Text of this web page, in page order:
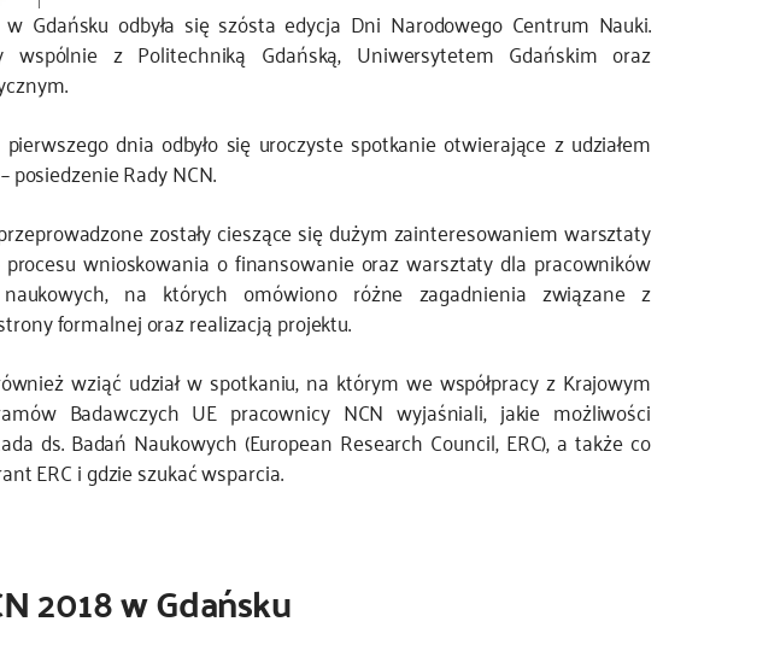
Gdańsku odbyła się szósta edycja Dni Narodowego Centrum Nauki.
wspólnie z Politechniką Gdańską, Uniwersytetem Gdańskim oraz
dnia odbyło się uroczyste spotkanie otwierające z udziałem
–posiedzenie Rady NCN.
zostały cieszące się dużym zainteresowaniem warsztaty
wnioskowania o finansowanie oraz warsztaty dla pracowników
na których omówiono różne zagadnienia związane z
formalnej oraz realizacją projektu.
wziąć udział w spotkaniu, na którym we współpracy z Krajowym
Badawczych UE pracownicy NCN wyjaśniali, jakie możliwości
ds. Badań Naukowych (European Research Council, ERC), a także co
ERC i gdzie szukać wsparcia.
2018 w Gdańsku